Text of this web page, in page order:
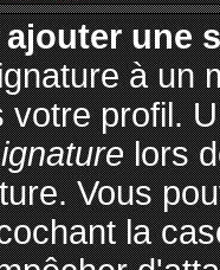
une
à un
votre profil.
lors
Vous
la